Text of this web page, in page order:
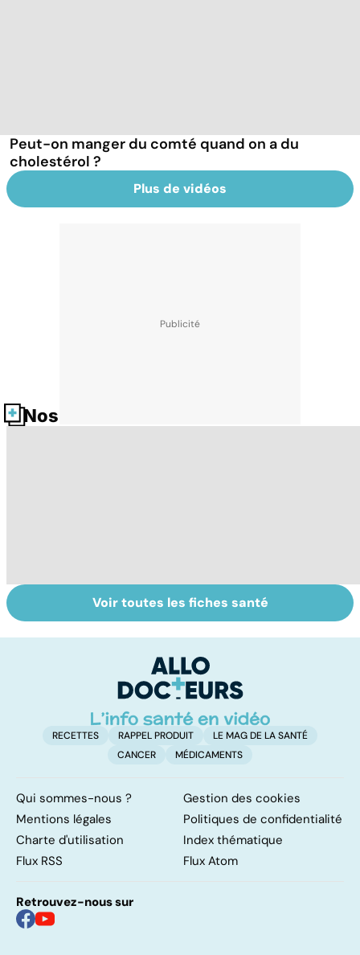
Peut-on manger du comté quand on a du
cholestérol ?
Plus de vidéos
Nos fiches santé
Le magnésium,
un oligo-élément
Intestin irritable :
le régime
solution ?
Voir toutes les fiches santé
RECETTES RAPPEL PRODUIT
LE MAG DE LA SANTÉ
CANCER
MÉDICAMENTS
Qui sommes-nous ?
Gestion des cookies
Mentions légales
Politiques de confidentialité
Charte d'utilisation
Index thématique
Flux RSS
Flux Atom
Retrouvez-nous sur